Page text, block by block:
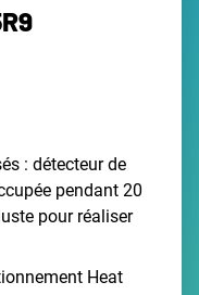
: détecteur de
pendant 20
pour réaliser
Heat